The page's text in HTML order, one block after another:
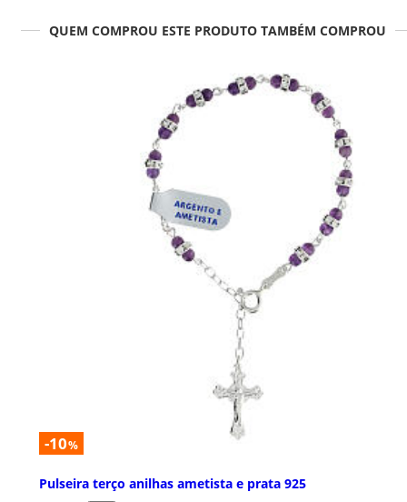
QUEM COMPROU ESTE PRODUTO TAMBÉM COMPROU
-10%
Pulseira terço anilhas ametista e prata 925